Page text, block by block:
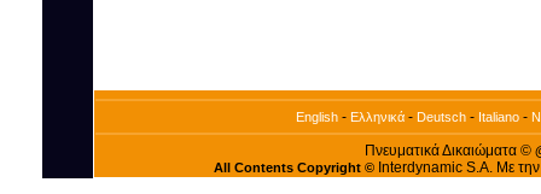
English - Ελληνικά - Deutsch - Italiano -
Πνευματικά Δικαιώματα ©
All Contents Copyright © Interdynamic S.A. Με